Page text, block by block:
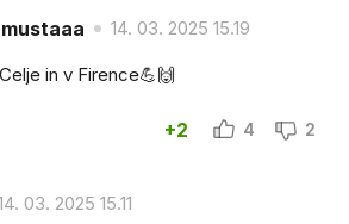
14. 03. 2025 15.19
in v Firence💪🙌
+2 4 2
03. 2025 15.11